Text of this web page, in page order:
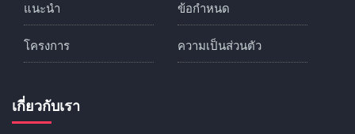
แนะนำ
โครงการ
ข้อกำหนด
ความเป็นส่วนตัว
เกี่ยวกับเรา